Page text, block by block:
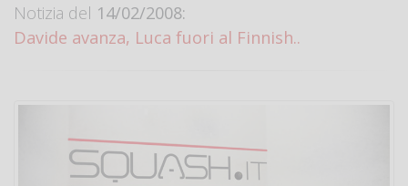
Notizia del 14/02/2008:
Davide avanza, Luca fuori al Finnish..